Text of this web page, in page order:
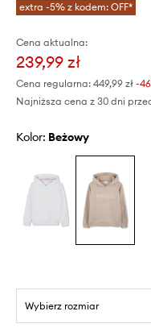
extra -5% z kodem: OFF*
Cena aktualna:
239,99 zł
Cena regularna: 449,99 zł -
Najniższa cena z 30 dni
Kolor: beżowy
Wybierz rozmiar